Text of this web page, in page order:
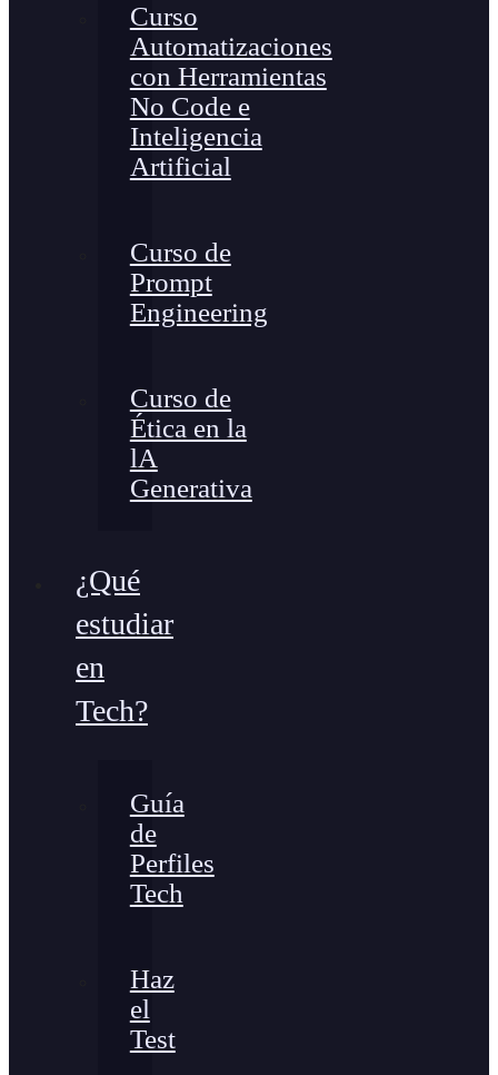
Curso
Automatizaciones
con Herramientas
No Code e
Inteligencia
Artificial
Curso de
Prompt
Engineering
Curso de
Ética en la
lA
Generativa
¿Qué
estudiar
en
Tech?
Guía
de
Perfiles
Tech
Haz
el
Test